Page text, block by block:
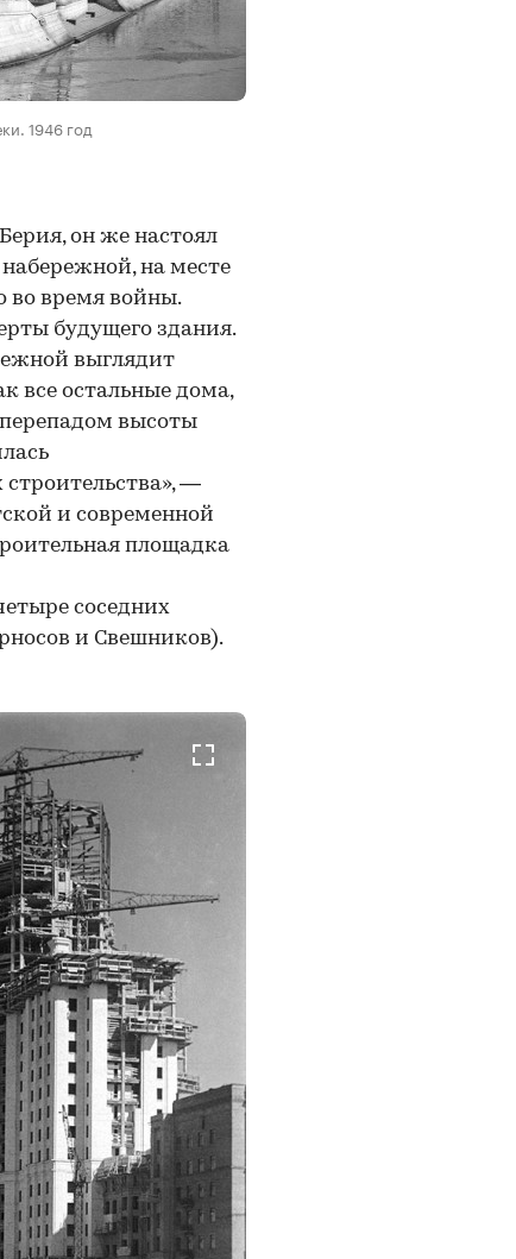
1946 год
он же настоял
на месте
во время войны.
будущего здания.
выглядит
все остальные дома,
высоты
строительства», —
и современной
площадка
соседних
и Свешников).